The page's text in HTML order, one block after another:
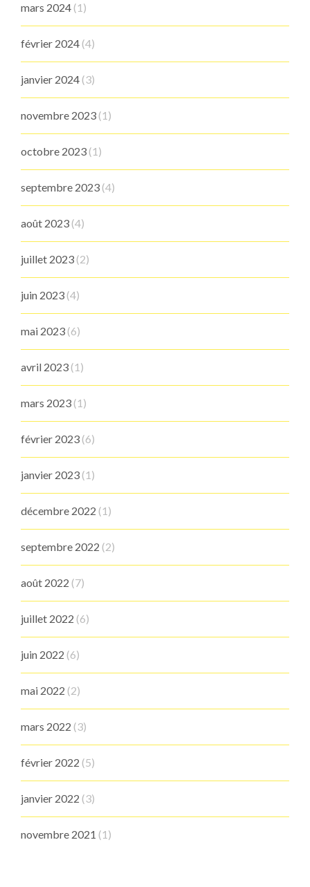
mars 2024 (1)
février 2024 (4)
janvier 2024 (3)
novembre 2023 (1)
octobre 2023 (1)
septembre 2023 (4)
août 2023 (4)
juillet 2023 (2)
juin 2023 (4)
mai 2023 (6)
avril 2023 (1)
mars 2023 (1)
février 2023 (6)
janvier 2023 (1)
décembre 2022 (1)
septembre 2022 (2)
août 2022 (7)
juillet 2022 (6)
juin 2022 (6)
mai 2022 (2)
mars 2022 (3)
février 2022 (5)
janvier 2022 (3)
novembre 2021 (1)